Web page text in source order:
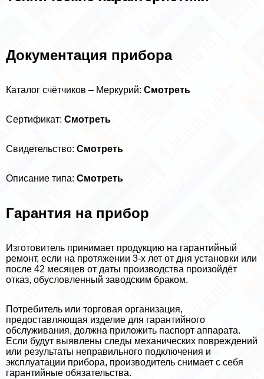
Документация прибора
Каталог счётчиков – Меркурий: Смотреть
Сертификат: Смотреть
Свидетельство: Смотреть
Описание типа: Смотреть
Гарантия на прибор
Изготовитель принимает продукцию на гарантийный
ремонт, если на протяжении 3-х лет от дня установки или
после 42 месяцев от даты производства произойдёт
отказ, обусловленный заводским бpaком.
Потребитель или торговая организация,
предоставляющая изделие для гарантийного
обслуживания, должна приложить паспорт аппарата.
Если будут выявлены следы механических повреждений
или результаты неправильного подключения и
эксплуатации прибора, производитель снимает с себя
гарантийные обязательства.